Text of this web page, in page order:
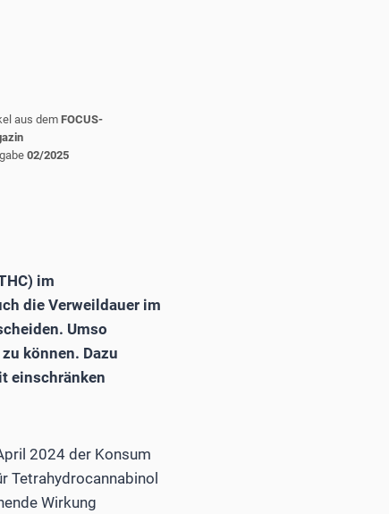
aus demFOCUS-
02/2025
im
die Verweildauer im
Umso
können. Dazu
einschränken
2024 der Konsum
Tetrahydrocannabinol
Wirkung